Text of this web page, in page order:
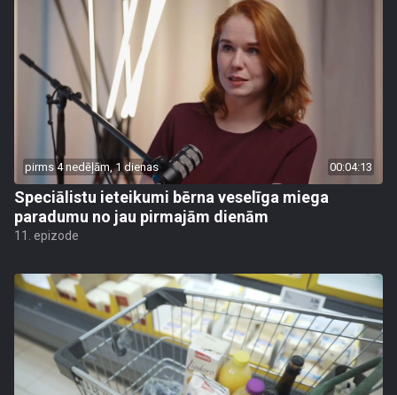
pirms 4 nedēļām, 1 dienas 00:04:13
Speciālistu ieteikumi bērna veselīga miega
paradumu no jau pirmajām dienām
11. epizode